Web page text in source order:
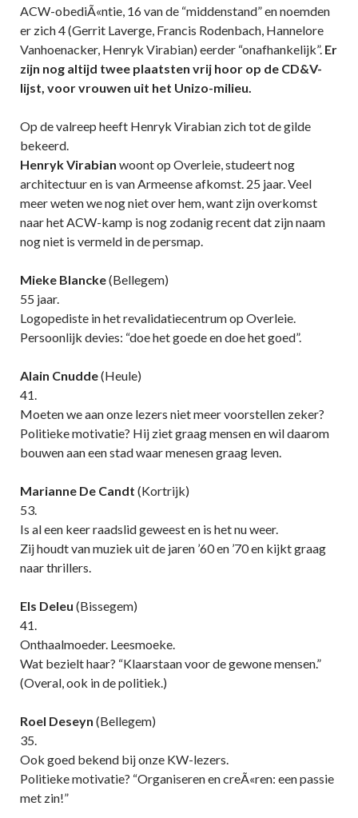
ACW-obediÃ«ntie, 16 van de “middenstand” en noemden
er zich 4 (Gerrit Laverge, Francis Rodenbach, Hannelore
Vanhoenacker, Henryk Virabian) eerder “onafhankelijk”. Er
zijn nog altijd twee plaatsten vrij hoor op de CD&V-
lijst, voor vrouwen uit het Unizo-milieu.
Op de valreep heeft Henryk Virabian zich tot de gilde
bekeerd.
Henryk Virabian woont op Overleie, studeert nog
architectuur en is van Armeense afkomst. 25 jaar. Veel
meer weten we nog niet over hem, want zijn overkomst
naar het ACW-kamp is nog zodanig recent dat zijn naam
nog niet is vermeld in de persmap.
Mieke Blancke(Bellegem)
55 jaar.
Logopediste in het revalidatiecentrum op Overleie.
Persoonlijk devies: “doe het goede en doe het goed”.
Alain Cnudde(Heule)
41.
Moeten we aan onze lezers niet meer voorstellen zeker?
Politieke motivatie? Hij ziet graag mensen en wil daarom
bouwen aan een stad waar menesen graag leven.
Marianne De Candt (Kortrijk)
53.
Is al een keer raadslid geweest en is het nu weer.
Zij houdt van muziek uit de jaren ’60 en ’70 en kijkt graag
naar thrillers.
Els Deleu (Bissegem)
41.
Onthaalmoeder. Leesmoeke.
Wat bezielt haar? “Klaarstaan voor de gewone mensen.”
(Overal, ook in de politiek.)
Roel Deseyn (Bellegem)
35.
Ook goed bekend bij onze KW-lezers.
Politieke motivatie? “Organiseren en creÃ«ren: een passie
met zin!”